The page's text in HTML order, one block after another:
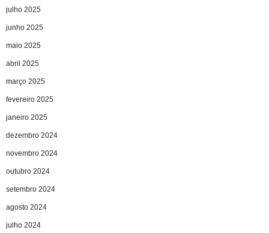
julho 2025
junho 2025
maio 2025
abril 2025
março 2025
fevereiro 2025
janeiro 2025
dezembro 2024
novembro 2024
outubro 2024
setembro 2024
agosto 2024
julho 2024